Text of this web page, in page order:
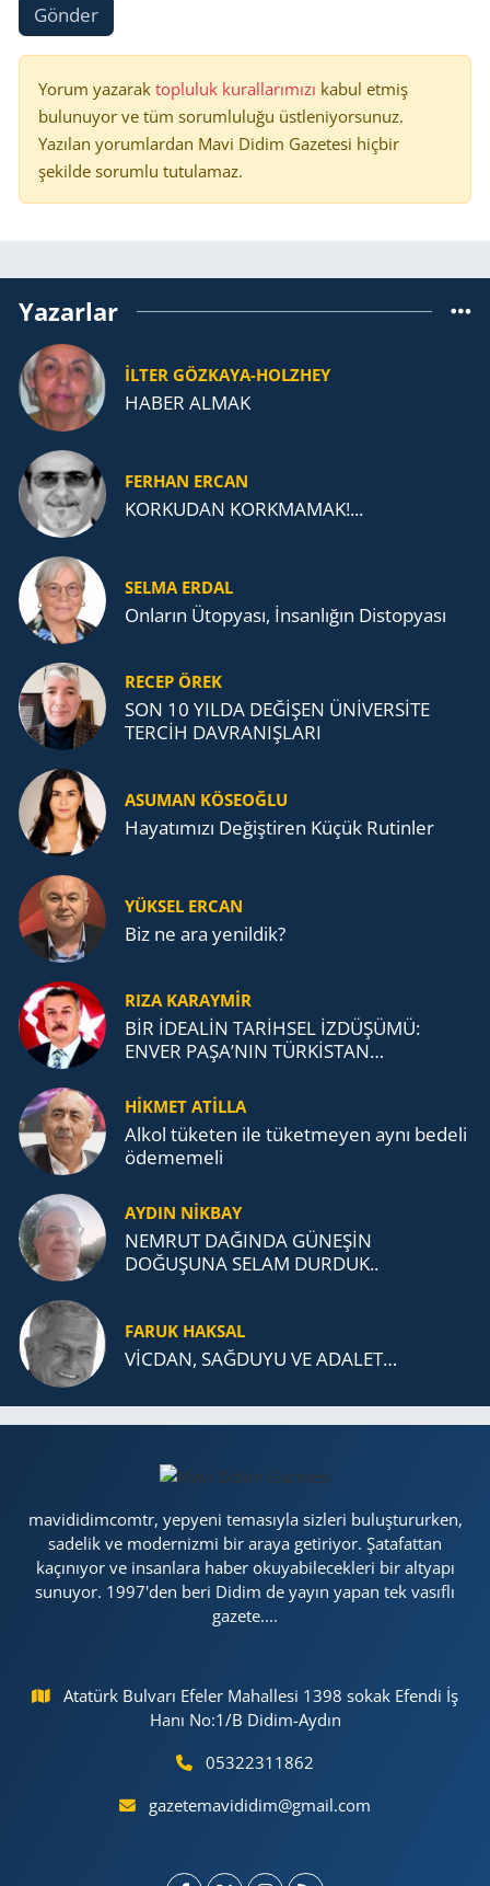
Gönder
Yorum yazarak topluluk kurallarımızı kabul etmiş
bulunuyor ve tüm sorumluluğu üstleniyorsunuz.
Yazılan yorumlardan Mavi Didim Gazetesi hiçbir
şekilde sorumlu tutulamaz.
Yazarlar
İLTER GÖZKAYA-HOLZHEY
HABER ALMAK
FERHAN ERCAN
KORKUDAN KORKMAMAK!...
SELMA ERDAL
Onların Ütopyası, İnsanlığın Distopyası
RECEP ÖREK
SON 10 YILDA DEĞİŞEN ÜNİVERSİTE
TERCİH DAVRANIŞLARI
ASUMAN KÖSEOĞLU
Ha­ya­tı­mı­zı De­ğiş­ti­ren Küçük Ru­tin­ler
YÜKSEL ERCAN
Biz ne ara yenildik?
RIZA KARAYMIR
BİR İDEALİN TARİHSEL İZDÜŞÜMÜ:
ENVER PAŞA’NIN TÜRKİSTAN
TEŞKİLATI’NA UZANAN MİRASI
HİKMET ATİLLA
Alkol tü­ke­ten ile tü­ket­me­yen aynı be­de­li
öde­me­me­li
AYDIN NİKBAY
NEMRUT DAĞINDA GÜNEŞİN
DOĞUŞUNA SELAM DURDUK..
FARUK HAKSAL
VİCDAN, SAĞ­DU­YU VE ADA­LET…
mavididimcomtr, yepyeni temasıyla sizleri buluştururken,
sadelik ve modernizmi bir araya getiriyor. Şatafattan
kaçınıyor ve insanlara haber okuyabilecekleri bir altyapı
sunuyor. 1997'den beri Didim de yayın yapan tek vasıflı
gazete....
Atatürk Bulvarı Efeler Mahallesi 1398 sokak Efendi İş
Hanı No:1/B Didim-Aydın
05322311862
gazetemavididim@gmail.com